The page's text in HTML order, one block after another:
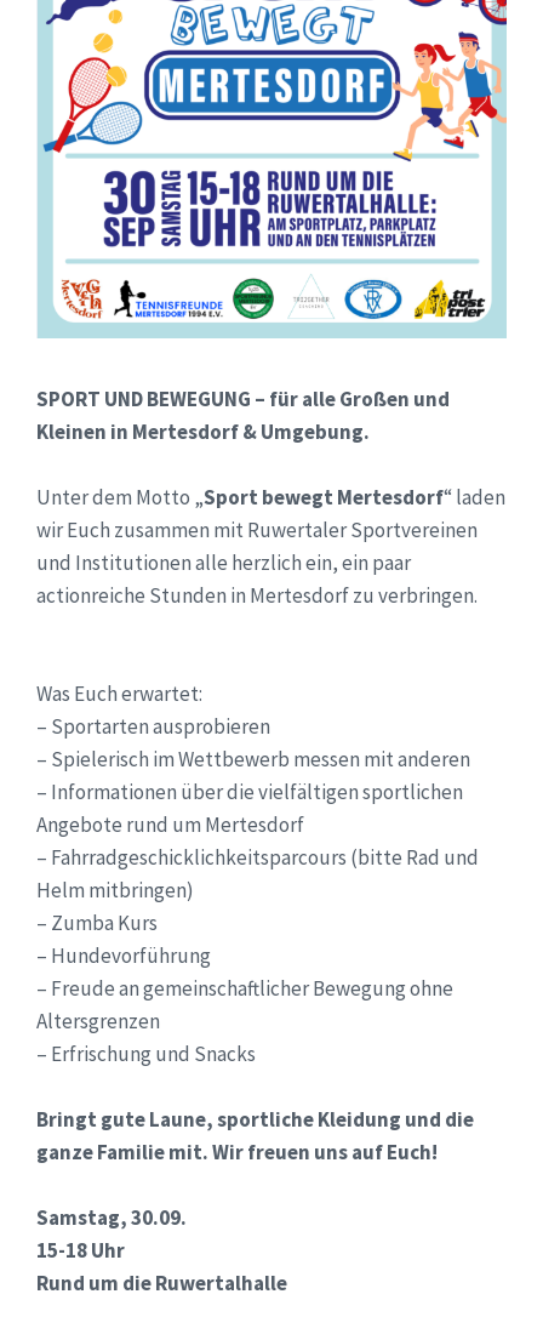
SPORT UND BEWEGUNG – für alle Großen und
Kleinen in Mertesdorf & Umgebung.
Unter dem Motto „Sport bewegt Mertesdorf“ laden
wir Euch zusammen mit Ruwertaler Sportvereinen
und Institutionen alle herzlich ein, ein paar
actionreiche Stunden in Mertesdorf zu verbringen.
Was Euch erwartet:
– Sportarten ausprobieren
– Spielerisch im Wettbewerb messen mit anderen
– Informationen über die vielfältigen sportlichen
Angebote rund um Mertesdorf
– Fahrradgeschicklichkeitsparcours (bitte Rad und
Helm mitbringen)
– Zumba Kurs
– Hundevorführung
– Freude an gemeinschaftlicher Bewegung ohne
Altersgrenzen
– Erfrischung und Snacks
Bringt gute Laune, sportliche Kleidung und die
ganze Familie mit. Wir freuen uns auf Euch!
Samstag, 30.09.
15-18 Uhr
Rund um die Ruwertalhalle